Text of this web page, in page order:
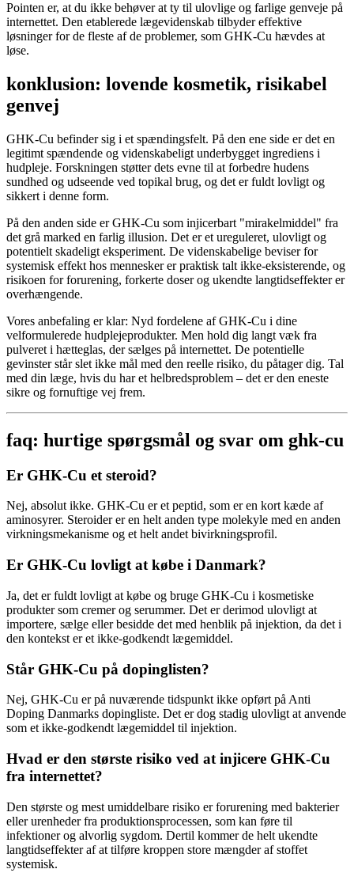
Pointen er, at du ikke behøver at ty til ulovlige og farlige genveje på
internettet. Den etablerede lægevidenskab tilbyder effektive
løsninger for de fleste af de problemer, som GHK-Cu hævdes at
løse.
konklusion: lovende kosmetik, risikabel
genvej
GHK-Cu befinder sig i et spændingsfelt. På den ene side er det en
legitimt spændende og videnskabeligt underbygget ingrediens i
hudpleje. Forskningen støtter dets evne til at forbedre hudens
sundhed og udseende ved topikal brug, og det er fuldt lovligt og
sikkert i denne form.
På den anden side er GHK-Cu som injicerbart "mirakelmiddel" fra
det grå marked en farlig illusion. Det er et ureguleret, ulovligt og
potentielt skadeligt eksperiment. De videnskabelige beviser for
systemisk effekt hos mennesker er praktisk talt ikke-eksisterende, og
risikoen for forurening, forkerte doser og ukendte langtidseffekter er
overhængende.
Vores anbefaling er klar: Nyd fordelene af GHK-Cu i dine
velformulerede hudplejeprodukter. Men hold dig langt væk fra
pulveret i hætteglas, der sælges på internettet. De potentielle
gevinster står slet ikke mål med den reelle risiko, du påtager dig. Tal
med din læge, hvis du har et helbredsproblem – det er den eneste
sikre og fornuftige vej frem.
faq: hurtige spørgsmål og svar om ghk-cu
Er GHK-Cu et steroid?
Nej, absolut ikke. GHK-Cu er et peptid, som er en kort kæde af
aminosyrer. Steroider er en helt anden type molekyle med en anden
virkningsmekanisme og et helt andet bivirkningsprofil.
Er GHK-Cu lovligt at købe i Danmark?
Ja, det er fuldt lovligt at købe og bruge GHK-Cu i kosmetiske
produkter som cremer og serummer. Det er derimod ulovligt at
importere, sælge eller besidde det med henblik på injektion, da det i
den kontekst er et ikke-godkendt lægemiddel.
Står GHK-Cu på dopinglisten?
Nej, GHK-Cu er på nuværende tidspunkt ikke opført på Anti
Doping Danmarks dopingliste. Det er dog stadig ulovligt at anvende
som et ikke-godkendt lægemiddel til injektion.
Hvad er den største risiko ved at injicere GHK-Cu
fra internettet?
Den største og mest umiddelbare risiko er forurening med bakterier
eller urenheder fra produktionsprocessen, som kan føre til
infektioner og alvorlig sygdom. Dertil kommer de helt ukendte
langtidseffekter af at tilføre kroppen store mængder af stoffet
systemisk.